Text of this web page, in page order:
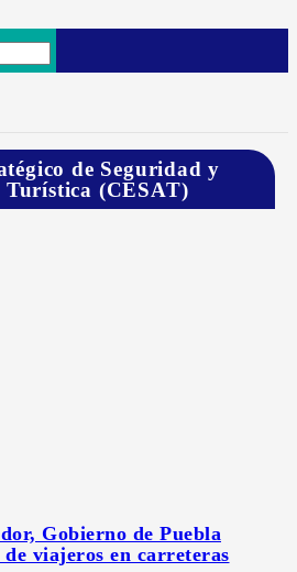
de Seguridad y
Turística (CESAT)
Gobierno de Puebla
viajeros en carreteras